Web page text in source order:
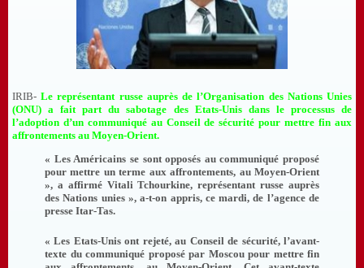
IRIB-Le représentant russe auprès de l’Organisation des Nations Unies
(ONU) a fait part du sabotage des Etats-Unis dans le processus de
l’adoption d’un communiqué au Conseil de sécurité pour mettre fin aux
affrontements au Moyen-Orient.
« Les Américains se sont opposés au communiqué proposé
pour mettre un terme aux affrontements, au Moyen-Orient
», a affirmé Vitali Tchourkine, représentant russe auprès
des Nations unies », a-t-on appris, ce mardi, de l’agence de
presse Itar-Tas.
« Les Etats-Unis ont rejeté, au Conseil de sécurité, l’avant-
texte du communiqué proposé par Moscou pour mettre fin